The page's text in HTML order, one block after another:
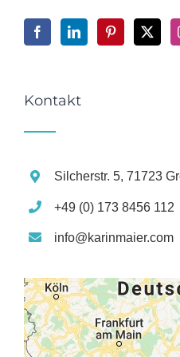
Kontakt
Silcherstr. 5, 71723
+49 (0) 173 8456 112
info@karinmaier.com